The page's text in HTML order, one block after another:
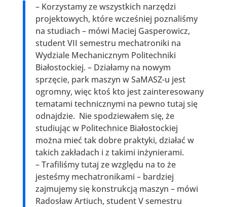
– Korzystamy ze wszystkich narzędzi
projektowych, które wcześniej poznaliśmy
na studiach – mówi Maciej Gasperowicz,
student VII semestru mechatroniki na
Wydziale Mechanicznym Politechniki
Białostockiej. – Działamy na nowym
sprzęcie, park maszyn w SaMASZ-u jest
ogromny, więc ktoś kto jest zainteresowany
tematami technicznymi na pewno tutaj się
odnajdzie. Nie spodziewałem się, że
studiując w Politechnice Białostockiej
można mieć tak dobre praktyki, działać w
takich zakładach i z takimi inżynierami.
– Trafiliśmy tutaj ze względu na to że
jesteśmy mechatronikami – bardziej
zajmujemy się konstrukcją maszyn – mówi
Radosław Artiuch, student V semestru